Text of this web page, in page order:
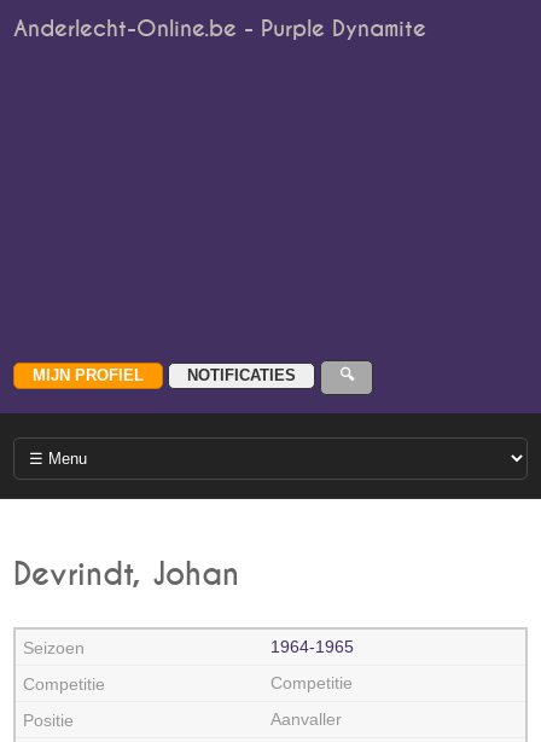
Anderlecht-Online.be - Purple Dynamite
Devrindt, Johan
1964‑1965
Competitie
Aanvaller